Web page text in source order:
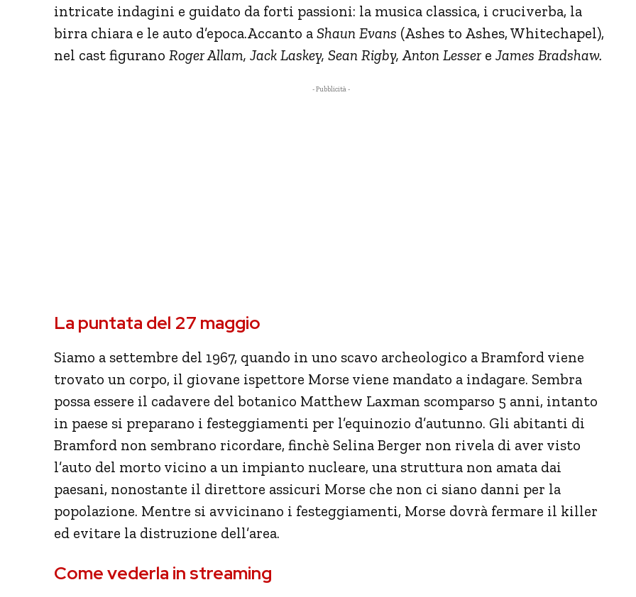
intricate indagini e guidato da forti passioni: la musica classica, i cruciverba, la
birra chiara e le auto d’epoca.Accanto a Shaun Evans (Ashes to Ashes, Whitechapel),
nel cast figurano Roger Allam, Jack Laskey, Sean Rigby, Anton Lessere James Bradshaw.
- Pubblicità -
La puntata del 27 maggio
Siamo a settembre del 1967, quando in uno scavo archeologico a Bramford viene
trovato un corpo, il giovane ispettore Morse viene mandato a indagare. Sembra
possa essere il cadavere del botanico Matthew Laxman scomparso 5 anni, intanto
in paese si preparano i festeggiamenti per l’equinozio d’autunno. Gli abitanti di
Bramford non sembrano ricordare, finchè Selina Berger non rivela di aver visto
l’auto del morto vicino a un impianto nucleare, una struttura non amata dai
paesani, nonostante il direttore assicuri Morse che non ci siano danni per la
popolazione. Mentre si avvicinano i festeggiamenti, Morse dovrà fermare il killer
ed evitare la distruzione dell’area.
Come vederla in streaming